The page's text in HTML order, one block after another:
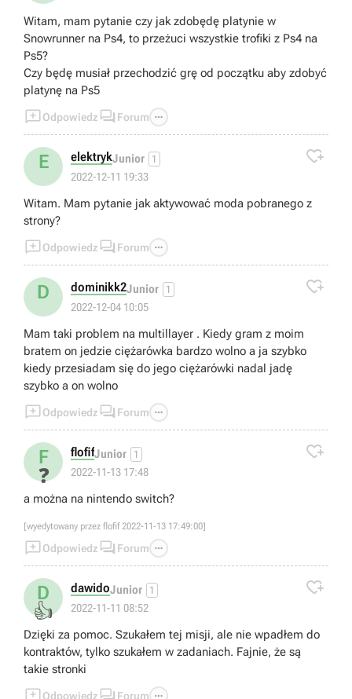
Witam, mam pytanie czy jak zdobędę platynie w
Snowrunner na Ps4, to przeżuci wszystkie trofiki z Ps4 na
Ps5?
Czy będę musiał przechodzić grę od początku aby zdobyć
platynę na Ps5
Odpowiedz  Forum 
E elektrykJunior 1
2022-12-11 19:33

Witam. Mam pytanie jak aktywować moda pobranego z
strony?
Odpowiedz  Forum 
D dominikk2Junior 1
2022-12-04 10:05

Mam taki problem na multillayer . Kiedy gram z moim
bratem on jedzie ciężarówka bardzo wolno a ja szybko
kiedy przesiadam się do jego ciężarówki nadal jadę
szybko a on wolno
Odpowiedz  Forum 
F
❓
flofifJunior 1
2022-11-13 17:48

a można na nintendo switch?
[wyedytowany przez flofif 2022-11-13 17:49:00]
Odpowiedz  Forum 
D
👍
dawidoJunior 1
2022-11-11 08:52

Dzięki za pomoc. Szukałem tej misji, ale nie wpadłem do
kontraktów, tylko szukałem w zadaniach. Fajnie, że są
takie stronki
Odpowiedz Forum